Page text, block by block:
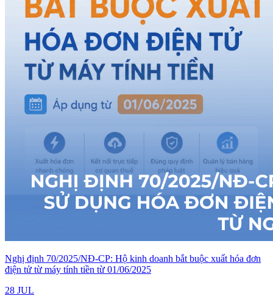
Nghị định 70/2025/NĐ-CP: Hộ kinh doanh bắt buộc xuất hóa đơn
điện tử từ máy tính tiền từ 01/06/2025
28 JUL